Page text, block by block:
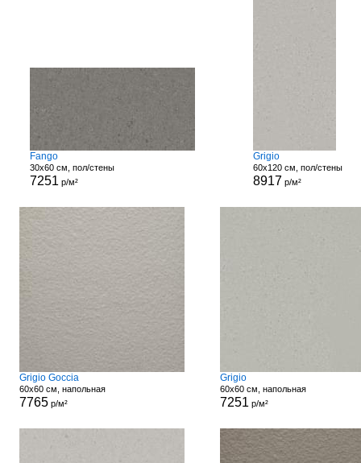
Fango
30x60 см, пол/стены
7251 р/м²
Grigio
60x120 см, пол/стены
8917 р/м²
Grigio Goccia
60x60 см, напольная
7765р/м²
Grigio
60x60 см, напольная
7251 р/м²